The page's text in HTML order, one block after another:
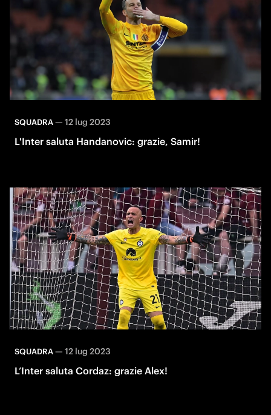
SQUADRA— 12 lug 2023
L'Inter saluta Handanovic: grazie, Samir!
SQUADRA— 12 lug 2023
L’Inter saluta Cordaz: grazie Alex!